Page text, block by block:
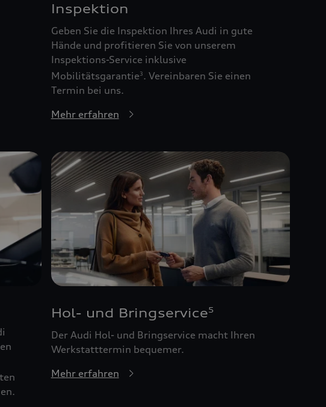
Inspektion
Geben Sie die Inspektion Ihres Audi in gute
Hände und profitieren Sie von unserem
Inspektions-Service inklusive
Mobilitätsgarantie3. Vereinbaren Sie einen
Termin bei uns.
Mehr erfahren
Hol- und Bringservice5
Der Audi Hol- und Bringservice macht Ihren
Werkstatttermin bequemer.
Mehr erfahren